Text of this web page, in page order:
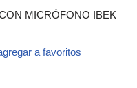
MICRÓFONO IBEK
a favoritos